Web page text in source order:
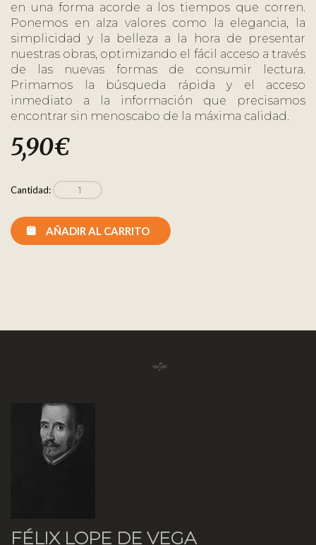
en una forma acorde a los tiempos que corren.
Ponemos en alza valores como la elegancia, la
simplicidad y la belleza a la hora de presentar
nuestras obras, optimizando el fácil acceso a través
de las nuevas formas de consumir lectura.
Primamos la búsqueda rápida y el acceso
inmediato a la información que precisamos
encontrar sin menoscabo de la máxima calidad.
5,90€
Cantidad:
AÑADIR AL CARRITO
FÉLIX LOPE DE VEGA